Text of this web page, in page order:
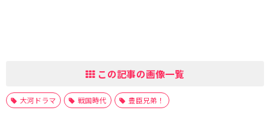
この記事の画像一覧
大河ドラマ 戦国時代 豊臣兄弟！